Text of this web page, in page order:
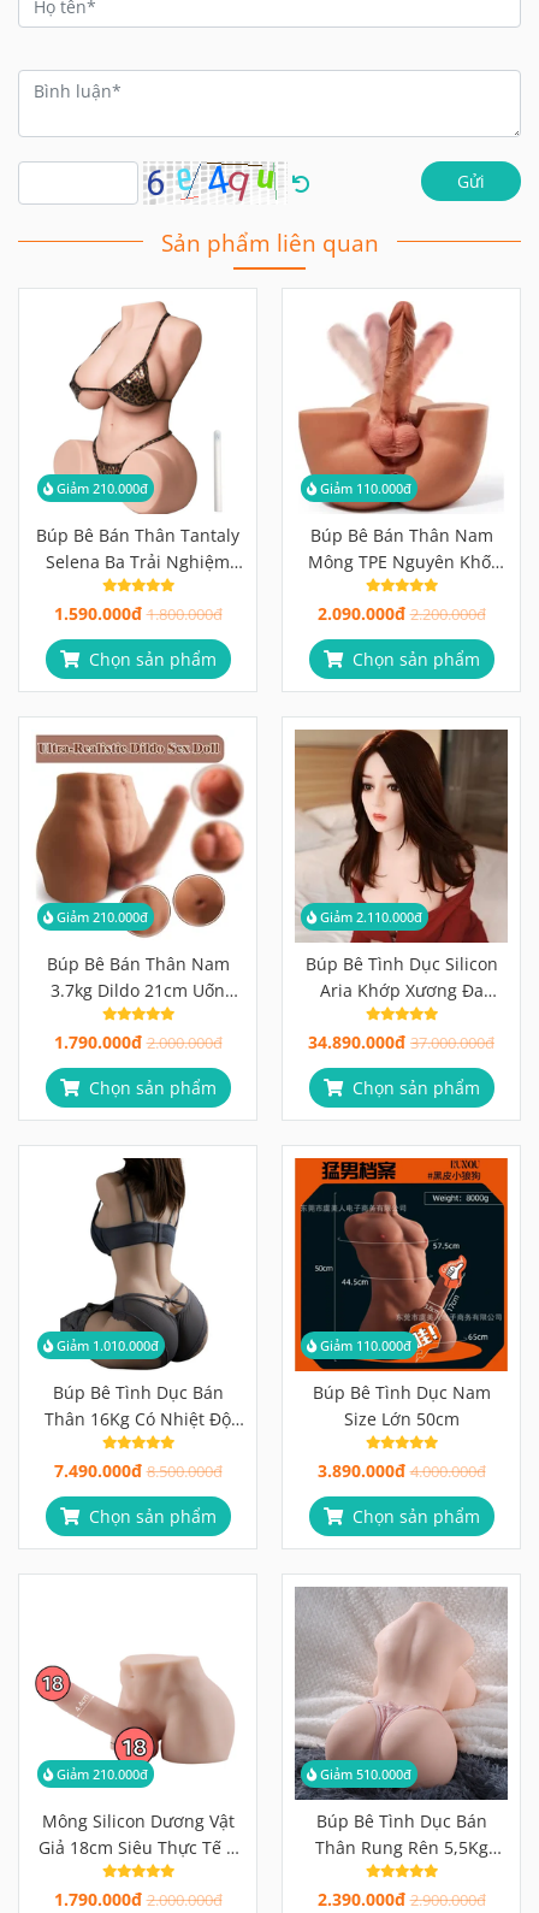
Gửi
Sản phẩm liên quan
Giảm 210.000đ
Búp Bê Bán Thân Tantaly
Selena Ba Trải Nghiệm
Trong Một, Hai Đường
Hầm Rãnh Gai 3D Cấu
Trúc Khác Biệt
1.590.000đ 1.800.000đ
Chọn sản phẩm
Giảm 110.000đ
Búp Bê Bán Thân Nam
Mông TPE Nguyên Khối
Kèm Dương Vật Uốn Cong
360° 2 Trong 1 Đa Năng
2.090.000đ 2.200.000đ
Chọn sản phẩm
Giảm 210.000đ
Búp Bê Bán Thân Nam
3.7kg Dildo 21cm Uốn
Cong 360° + Hậu Môn Sâu
14cm Unisex 2 Trong 1
1.790.000đ 2.000.000đ
Chọn sản phẩm
Giảm 2.110.000đ
Búp Bê Tình Dục Silicon
Aria Khớp Xương Đa
Chiều, Nguyên Thân Cao
Cấp
34.890.000đ 37.000.000đ
Chọn sản phẩm
Giảm 1.010.000đ
Búp Bê Tình Dục Bán
Thân 16Kg Có Nhiệt Độ
Cực Phê
7.490.000đ 8.500.000đ
Chọn sản phẩm
Giảm 110.000đ
Búp Bê Tình Dục Nam
Size Lớn 50cm
3.890.000đ 4.000.000đ
Chọn sản phẩm
Giảm 210.000đ
Mông Silicon Dương Vật
Giả 18cm Siêu Thực Tế &
Đầm Tay
1.790.000đ 2.000.000đ
Giảm 510.000đ
Búp Bê Tình Dục Bán
Thân Rung Rên 5,5Kg
Mềm Mịn Như Thật
2.390.000đ 2.900.000đ